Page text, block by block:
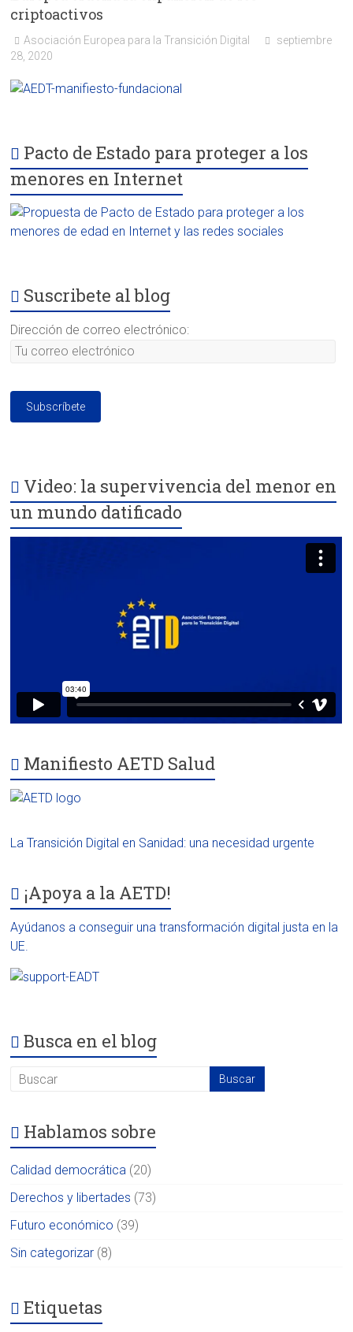
criptoactivos
Asociación Europea para la Transición Digital
septiembre
28, 2020
Pacto de Estado para proteger a los
menores en Internet
Suscribete al blog
Dirección de correo electrónico:
Video: la supervivencia del menor en
un mundo datificado
Manifiesto AETD Salud
La Transición Digital en Sanidad: una necesidad urgente
¡Apoya a la AETD!
Ayúdanos a conseguir una transformación digital justa en la
UE.
Busca en el blog
Hablamos sobre
Calidad democrática (20)
Derechos y libertades (73)
Futuro económico (39)
Sin categorizar (8)
Etiquetas